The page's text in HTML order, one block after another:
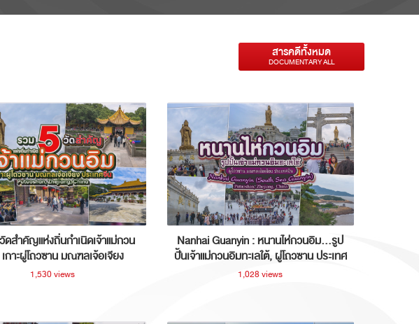
สารคดีทั้งหมด
DOCUMENTARY ALL
ดสำคัญแห่งถิ่นกำเนิดเจ้าแม่กวน
กาะผู่โถวซาน มณฑลเจ้อเจียง
ประเทศจีน
1,530 views
Nanhai Guanyin : หนานไห่กวนอิม...รูป
ปั้นเจ้าแม่กวนอิมทะเลใต้, ผู่โถวซาน ประเทศ
จีน
1,028 views